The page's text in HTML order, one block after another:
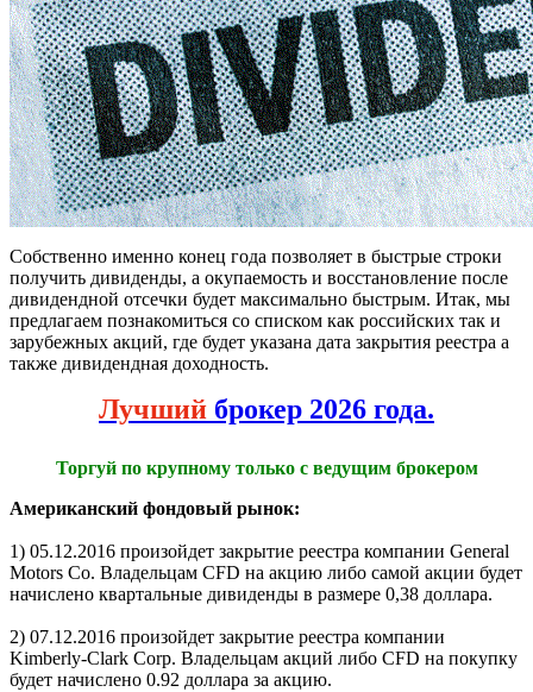
Собственно именно конец года позволяет в быстрые строки
получить дивиденды, а окупаемость и восстановление после
дивидендной отсечки будет максимально быстрым. Итак, мы
предлагаем познакомиться со списком как российских так и
зарубежных акций, где будет указана дата закрытия реестра а
также дивидендная доходность.
Лучший брокер 2026 года.
Торгуй по крупному только с ведущим брокером
Американский фондовый рынок:
1) 05.12.2016 произойдет закрытие реестра компании General
Motors Co. Владельцам СFD на акцию либо самой акции будет
начислено квартальные дивиденды в размере 0,38 доллара.
2) 07.12.2016 произойдет закрытие реестра компании
Kimberly-Clark Corp. Владельцам акций либо CFD на покупку
будет начислено 0.92 доллара за акцию.